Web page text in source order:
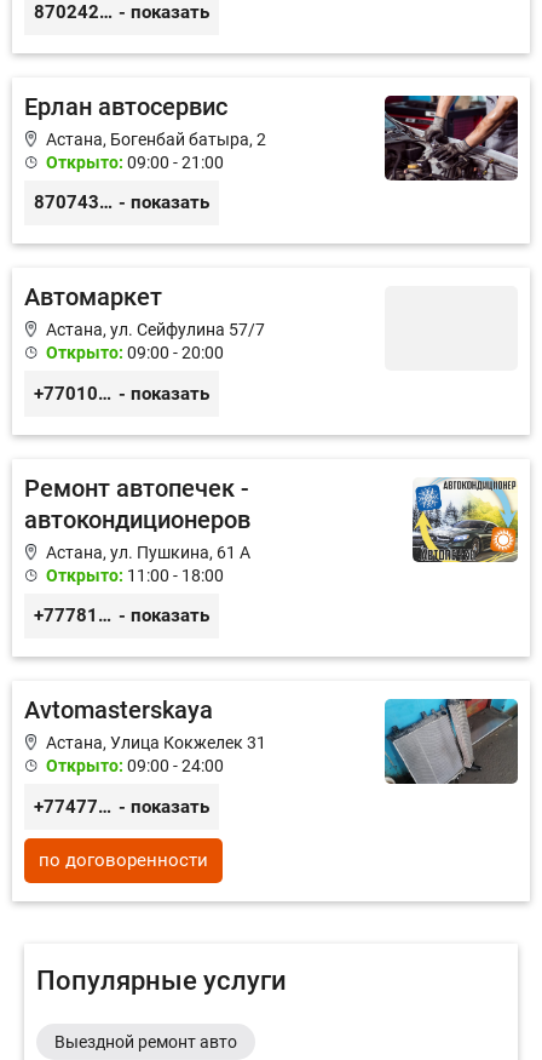
87024222822 - показать
Ерлан автосервис
Астана, Богенбай батыра, 2
Открыто: 09:00 - 21:00
87074312868 - показать
Автомаркет
Астана, ул. Сейфулина 57/7
Открыто: 09:00 - 20:00
+77010626565 - показать
Ремонт автопечек -
автокондиционеров
Астана, ул. Пушкина, 61 А
Открыто: 11:00 - 18:00
+77781562732 - показать
Avtomasterskaya
Астана, Улица Кокжелек 31
Открыто: 09:00 - 24:00
+77477024715 - показать
по договоренности
Популярные услуги
Выездной ремонт авто